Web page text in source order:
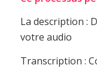
La description :
votre audio
Transcription :